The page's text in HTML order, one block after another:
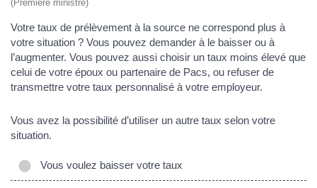
(Première ministre)
Votre taux de prélèvement à la source ne correspond plus à
votre situation ? Vous pouvez demander à le baisser ou à
l’augmenter. Vous pouvez aussi choisir un taux moins élevé que
celui de votre époux ou partenaire de Pacs, ou refuser de
transmettre votre taux personnalisé à votre employeur.
Vous avez la possibilité d’utiliser un autre taux selon votre
situation.
Vous voulez baisser votre taux